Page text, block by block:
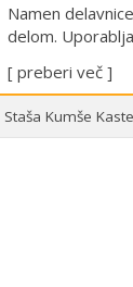
Namen
delom.
[ preberi več ]
Staša Kumše